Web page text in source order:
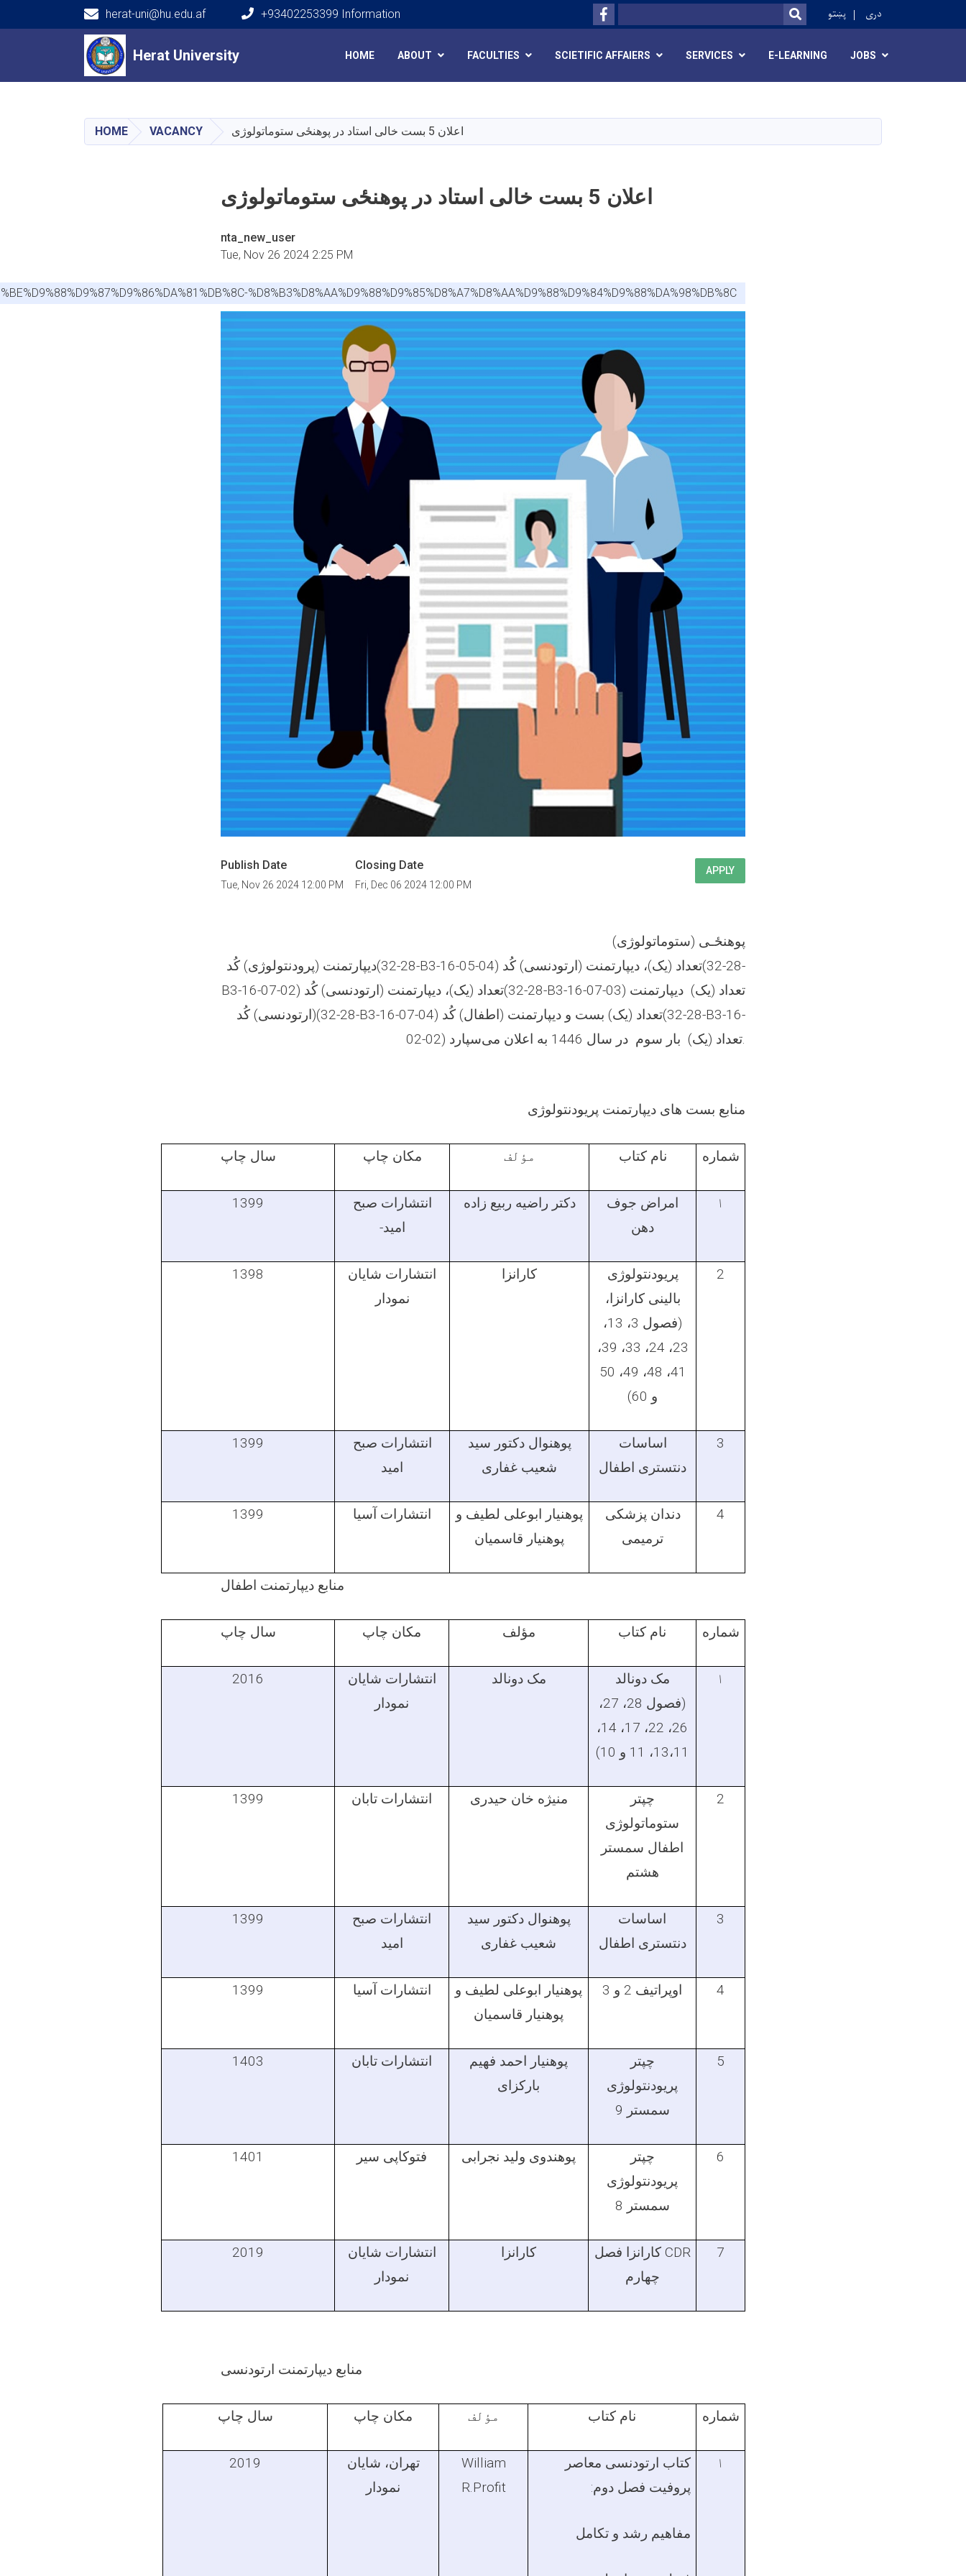
content
Herat University
herat-uni@hu.edu.af +93402253399 Information Facebook
Search SEARCH
پښتو دری
Main navigation
Herat University HOME ABOUT FACULTIES SCIETIFIC AFFAIERS SERVICES E-LEARNING JOBS
HOME VACANCY اعلان 5 بست خالی استاد در پوهنځی ستوماتولوژی
اعلان 5 بست خالی استاد در پوهنځی ستوماتولوژی
nta_new_user
Tue, Nov 26 2024 2:25 PM
%D8%B3%D8%AA%D9%88%D9%85%D8%A7%D8%AA%D9%88%D9%84%D9%88%DA%98%DB%8C
Publish Date
Tue, Nov 26 2024 12:00 PM
Closing Date
Fri, Dec 06 2024 12:00 PM
APPLY
پوهنځـی (ستوماتولوژی)
دیپارتمنت (پرودنتولوژی) کُد(28-32-B3-16-05-04) تعداد (یک)، دیپارتمنت (ارتودنسی) کُد(28-32-
B3-16-07-02) تعداد (یک)، دیپارتمنت (ارتودنسی) کُد(28-32-B3-16-07-03) تعداد (یک) دیپارتمنت
(ارتودنسی) کُد(28-32-B3-16-07-04) تعداد (یک) بست و دیپارتمنت (اطفال) کُد(28-32-B3-16-
02-02) تعداد (یک) بار سوم در سال 1446 به اعلان می‌سپارد.
منابع بست های دیپارتمنت پریودنتولوژی
شماره نام کتاب مؤلف مکان چاپ سال چاپ
۱
امراض جوف
دهن
دکتر راضیه ربیع زاده
انتشارات صبح
امید-
1399
2
پریودنتولوژی
بالینی کارانزا،
(فصول 3، 13،
23، 24، 33، 39،
41، 48، 49، 50
و 60)
کارانزا
انتشارات شایان
نمودار
1398
3
اساسات
دنتستری اطفال
پوهنوال دکتور سید
شعیب غفاری
انتشارات صبح
امید
1399
4
دندان پزشکی
ترمیمی
پوهنیار ابوعلی لطیف و
پوهنیار قاسمیان
انتشارات آسیا 1399
منابع دیپارتمنت اطفال
شماره نام کتاب مؤلف مکان چاپ سال چاپ
۱
مک دونالد
(فصول 28، 27،
26، 22، 17، 14،
13،11، 11 و 10)
مک دونالد
انتشارات شایان
نمودار
2016
2
چپتر
ستوماتولوژی
اطفال سمستر
هشتم
منیژه خان حیدری انتشارات تابان 1399
3
اساسات
دنتستری اطفال
پوهنوال دکتور سید
شعیب غفاری
انتشارات صبح
امید
1399
4 اوپراتیف 2 و 3
پوهنیار ابوعلی لطیف و
پوهنیار قاسمیان
انتشارات آسیا 1399
5
چپتر
پریودنتولوژی
سمستر 9
پوهنیار احمد فهیم
بارکزای
انتشارات تابان 1403
6
چپتر
پریودنتولوژی
سمستر 8
پوهندوی ولید نجرابی فتوکاپی سیر 1401
7
CDR کارانزا فصل
چهارم
کارانزا
انتشارات شایان
نمودار
2019
منابع دیپارتمنت ارتودنسی
شماره نام کتاب مؤلف مکان چاپ سال چاپ
۱
کتاب ارتودنسی معاصر
پروفیت فصل دوم:
مفاهیم رشد و تکامل
William
R.Profit
تهران، شایان
نمودار
2019